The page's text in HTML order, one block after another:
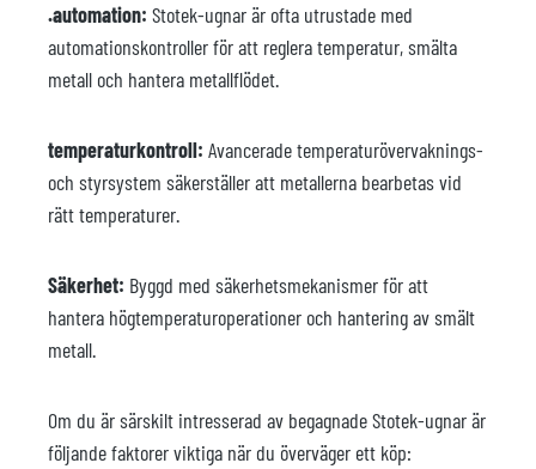
.automation: Stotek-ugnar är ofta utrustade med
automationskontroller för att reglera temperatur, smälta
metall och hantera metallflödet.
temperaturkontroll: Avancerade temperaturövervaknings-
och styrsystem säkerställer att metallerna bearbetas vid
rätt temperaturer.
Säkerhet: Byggd med säkerhetsmekanismer för att
hantera högtemperaturoperationer och hantering av smält
metall.
Om du är särskilt intresserad av begagnade Stotek-ugnar är
följande faktorer viktiga när du överväger ett köp: